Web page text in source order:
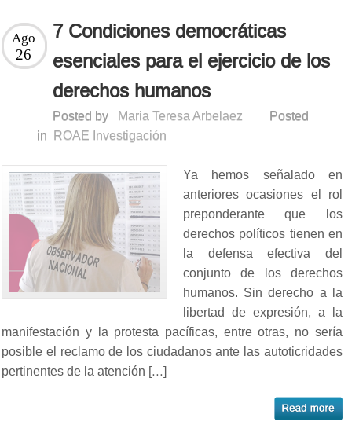
7 Condiciones democráticas
esenciales para el ejercicio de los
derechos humanos
Ago
26
Posted by Maria Teresa Arbelaez
Posted
in
ROAE Investigación
Ya hemos señalado en
anteriores ocasiones el rol
preponderante que los
derechos políticos tienen en
la defensa efectiva del
conjunto de los derechos
humanos. Sin derecho a la
libertad de expresión, a la
manifestación y la protesta pacíficas, entre otras, no sería
posible el reclamo de los ciudadanos ante las autoticridades
pertinentes de la atención […]